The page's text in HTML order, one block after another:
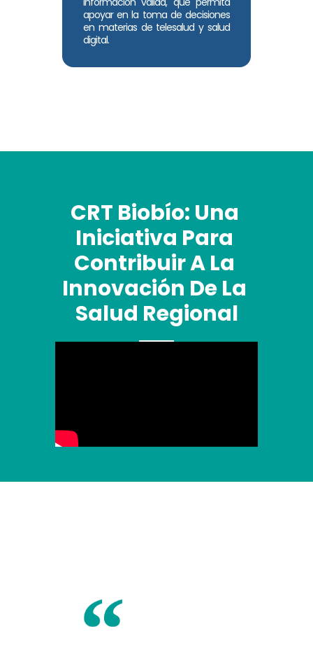
apoyar en la toma de decisiones
en materias de telesalud y salud
digital.
CRT Biobío: Una
Iniciativa Para
Contribuir A La
Innovación De La
Salud Regional